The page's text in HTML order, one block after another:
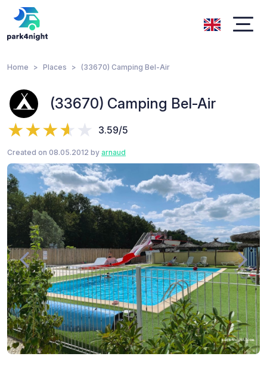
Home Places (33670) Camping Bel-Air
(33670) Camping Bel-Air
3.59/5
Created on 08.05.2012 by arnaud